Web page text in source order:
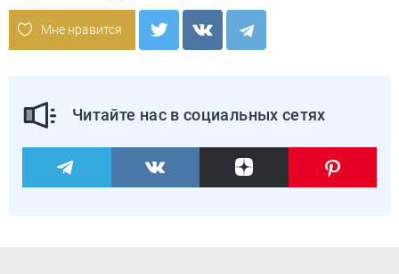
Мне нравится
Читайте нас в социальных сетях